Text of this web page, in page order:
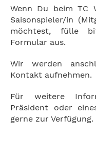
Wenn Du beim TC
Saisonspieler/in
möchtest, fülle
Formular aus.
Wir werden
Kontakt aufnehmen.
Für weitere
Präsident oder
gerne zur Verfügung.